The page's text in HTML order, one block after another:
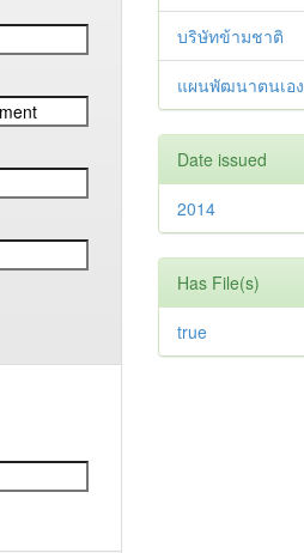
บริษัทข้ามชาติ
แผนพัฒนาตนเอง
Date issued
2014
Has File(s)
true